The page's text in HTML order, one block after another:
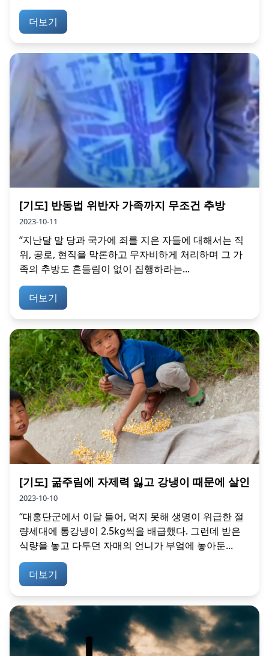
더보기
[기도] 반동법 위반자 가족까지 무조건 추방
2023-10-11
“지난달 말 당과 국가에 죄를 지은 자들에 대해서는 직
위, 공로, 현직을 막론하고 무자비하게 처리하며 그 가
족의 추방도 흔들림이 없이 집행하라는...
더보기
[기도] 굶주림에 자제력 잃고 강냉이 때문에 살인
2023-10-10
“대홍단군에서 이달 들어, 먹지 못해 생명이 위급한 절
량세대에 통강냉이 2.5kg씩을 배급했다. 그런데 받은
식량을 놓고 다투던 자매의 언니가 부엌에 놓아둔...
더보기